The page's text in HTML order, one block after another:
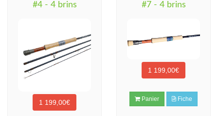
#4 - 4 brins
1 199,00€
#7 - 4 brins
1 199,00€
Panier Fiche